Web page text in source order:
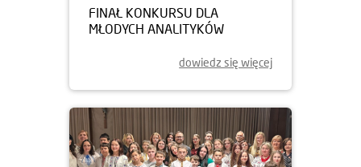
FINAŁ KONKURSU DLA
MŁODYCH ANALITYKÓW
dowiedz się więcej